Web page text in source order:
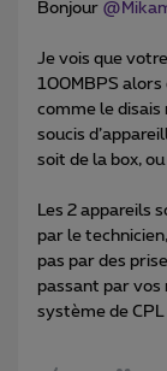
Bonjour
Je vois que
100MBPS
comme le disais
soucis
soit de la box,
Les 2 appareils
par le
pas par des
passant par vos
système de CPL